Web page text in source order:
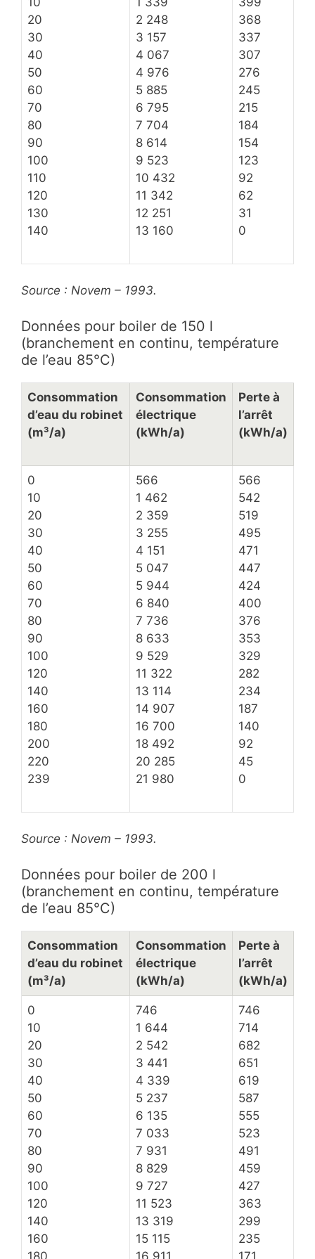
20
30
40
50
60
70
80
90
100
110
120
130
140
2 248
3 157
4 067
4 976
5 885
6 795
7 704
8 614
9 523
10 432
11 342
12 251
13 160
368
337
307
276
245
215
184
154
123
92
62
31
0
Source : Novem – 1993.
Données pour boiler de 150 l
(branchement en continu, température
de l’eau 85°C)
Consommation
d’eau du robinet
(m³/a)
Consommation
électrique
(kWh/a)
Perte à
l’arrêt
(kWh/a)
0
10
20
30
40
50
60
70
80
90
100
120
140
160
180
200
220
239
566
1 462
2 359
3 255
4 151
5 047
5 944
6 840
7 736
8 633
9 529
11 322
13 114
14 907
16 700
18 492
20 285
21 980
566
542
519
495
471
447
424
400
376
353
329
282
234
187
140
92
45
0
Source : Novem – 1993.
Données pour boiler de 200 l
(branchement en continu, température
de l’eau 85°C)
Consommation
d’eau du robinet
(m³/a)
Consommation
électrique
(kWh/a)
Perte à
l’arrêt
(kWh/a)
0
10
20
30
40
50
60
70
80
90
100
120
140
160
180
746
1 644
2 542
3 441
4 339
5 237
6 135
7 033
7 931
8 829
9 727
11 523
13 319
15 115
16 911
746
714
682
651
619
587
555
523
491
459
427
363
299
235
171